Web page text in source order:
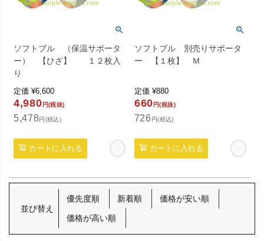
ソフトブル （保温サポータ
ー） 【ひざ】 １２枚入
り
定価 ¥6,600
4,980 円(税抜)
5,478円(税込)
カートに入れる
ソフトブル 別売りサポータ
ー 【１枚】 Ｍ
定価 ¥880
660 円(税抜)
726 円(税込)
カートに入れる
並び替え
優先度順 新着順 価格が安い順
価格が高い順